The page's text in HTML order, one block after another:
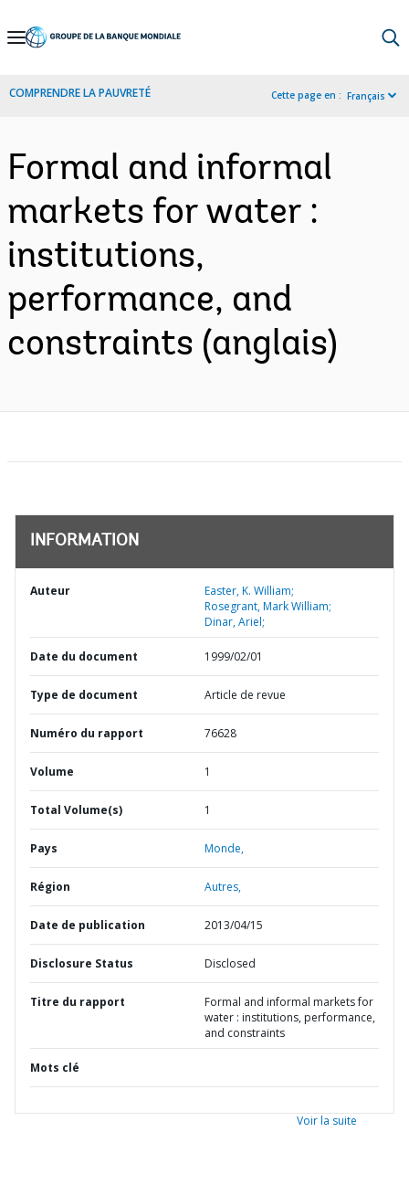
Skip
Navigation
COMPRENDRE LA PAUVRETÉ Cette page en : Français
Formal and informal
markets for water :
institutions,
performance, and
constraints (anglais)
INFORMATION
Auteur
Easter, K. William;
Rosegrant, Mark William;
Dinar, Ariel;
Date du document 1999/02/01
Type de document Article de revue
Numéro du rapport 76628
Volume 1
Total Volume(s) 1
Pays Monde,
Région Autres,
Date de publication 2013/04/15
Disclosure Status Disclosed
Titre du rapport
Formal and informal markets for
water : institutions, performance,
and constraints
Mots clé
Voir la suite